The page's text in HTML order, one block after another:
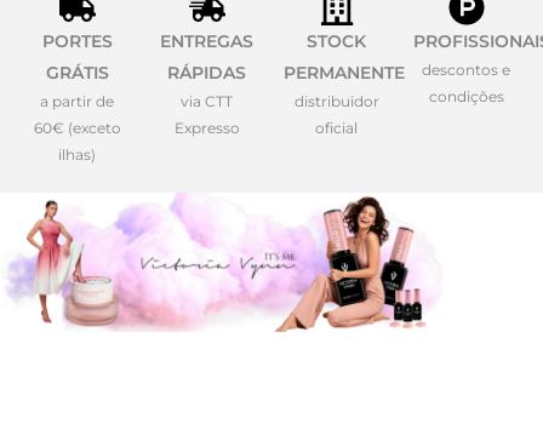
PORTES
GRÁTIS
a partir de
60€ (exceto
ilhas)
ENTREGAS
RÁPIDAS
via CTT
Expresso
STOCK
PERMANENTE
distribuidor
oficial
descontos e
condições